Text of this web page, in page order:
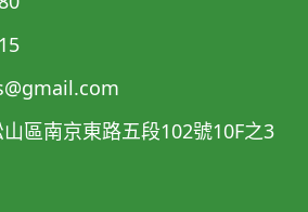
區南京東路五段102號10F之3